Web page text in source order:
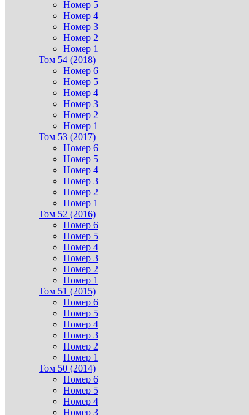
Номер 5
Номер 4
Номер 3
Номер 2
Номер 1
Том 54 (2018)
Номер 6
Номер 5
Номер 4
Номер 3
Номер 2
Номер 1
Том 53 (2017)
Номер 6
Номер 5
Номер 4
Номер 3
Номер 2
Номер 1
Том 52 (2016)
Номер 6
Номер 5
Номер 4
Номер 3
Номер 2
Номер 1
Том 51 (2015)
Номер 6
Номер 5
Номер 4
Номер 3
Номер 2
Номер 1
Том 50 (2014)
Номер 6
Номер 5
Номер 4
Номер 3